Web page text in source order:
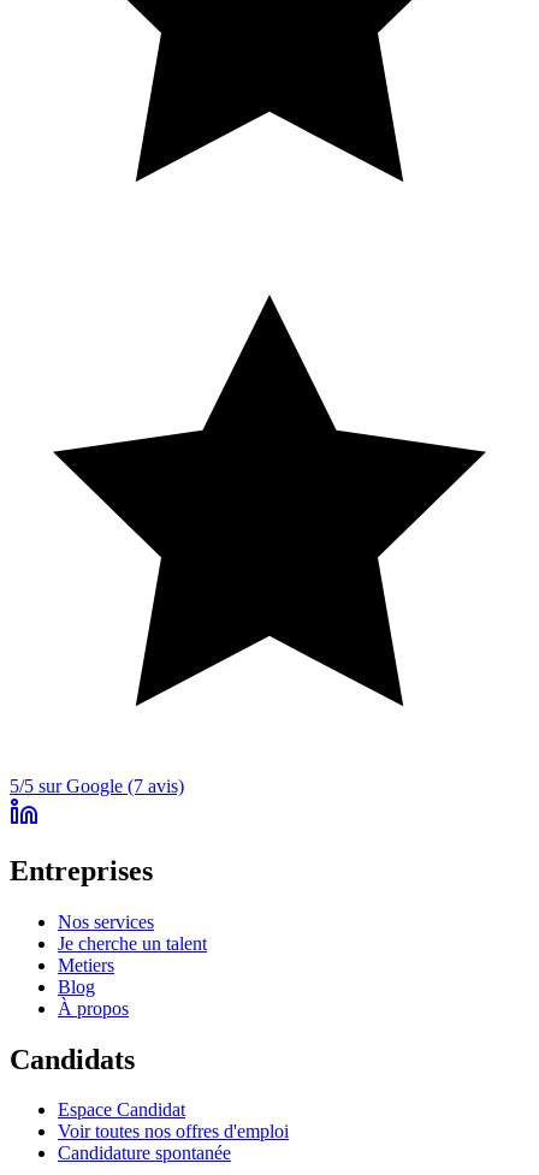
5/5 sur Google (7 avis)
Entreprises
Nos services
Je cherche un talent
Metiers
Blog
À propos
Candidats
Espace Candidat
Voir toutes nos offres d'emploi
Candidature spontanée